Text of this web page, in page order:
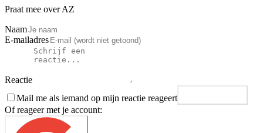
Praat mee over AZ
Naam
E-mailadres
Reactie
Mail me als iemand op mijn reactie reageert
Of reageer met je account: